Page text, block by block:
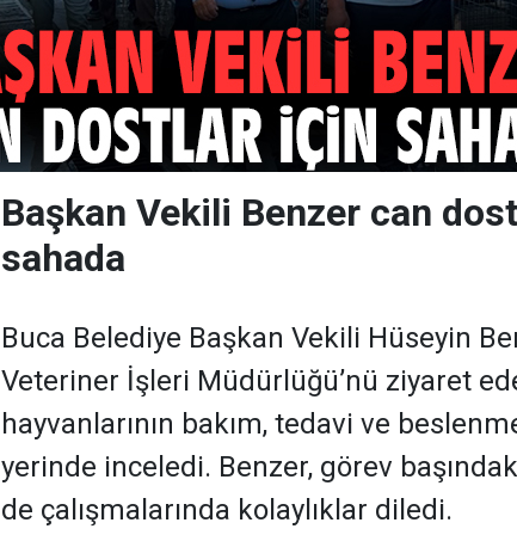
Başkan Vekili Benzer can
sahada
Buca Belediye Başkan Vekili Hüseyin
Veteriner İşleri Müdürlüğü’nü ziyaret
hayvanlarının bakım, tedavi ve
yerinde inceledi. Benzer, görev
de çalışmalarında kolaylıklar diledi.